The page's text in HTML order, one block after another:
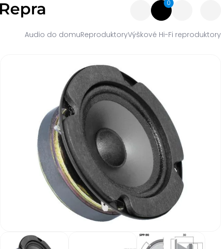
0
Audio do domuReproduktoryVýškové Hi-Fi reproduktory